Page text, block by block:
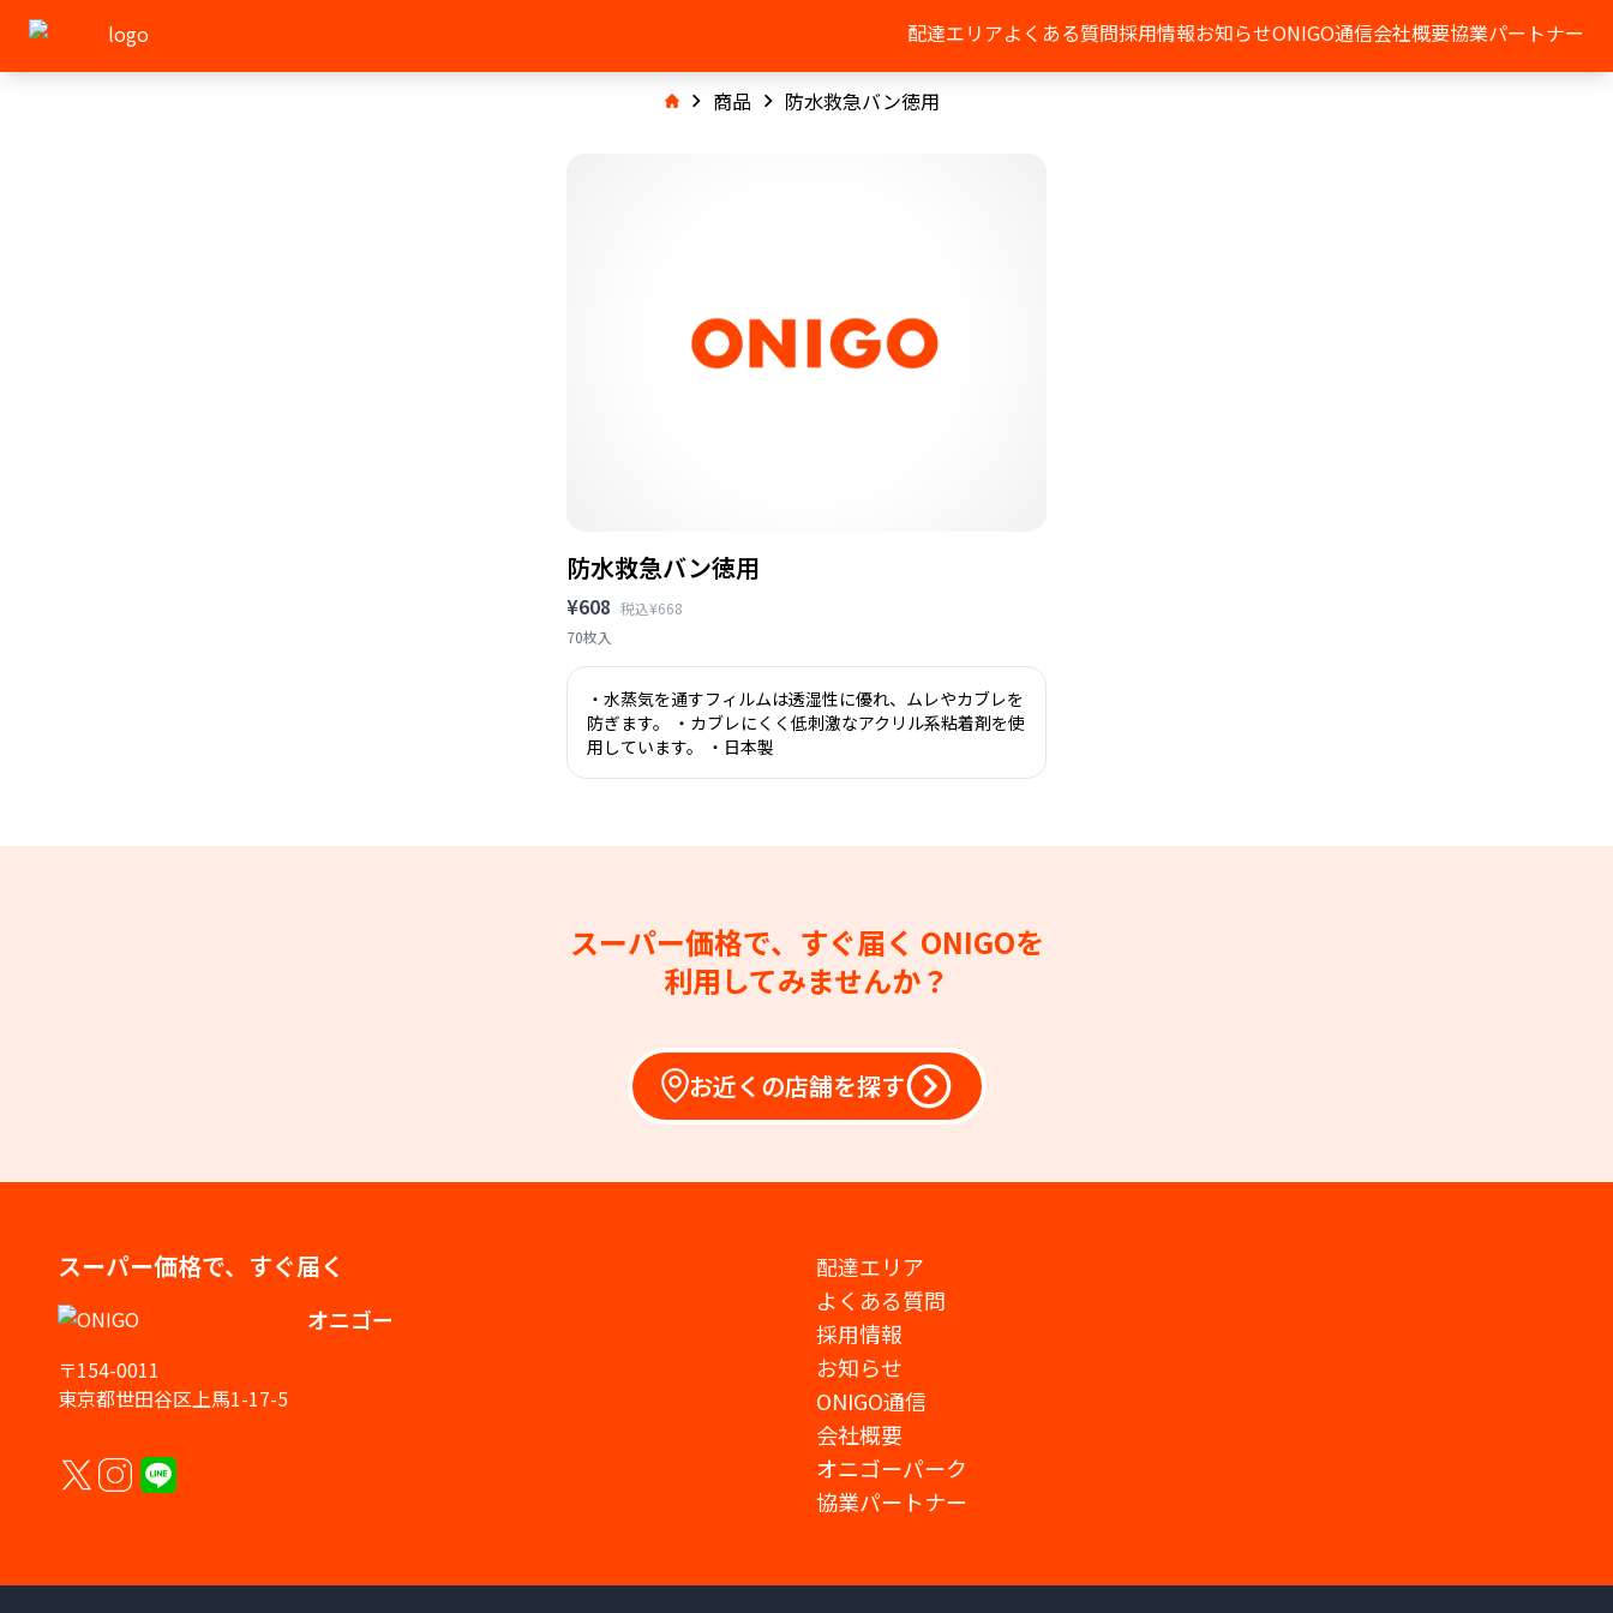
配達エリアよくある質問採用情報お知らせONIGO通信会社概要協業パートナー
商品 防水救急バン徳用
防水救急バン徳用
¥608 税込¥668
70枚入
・水蒸気を通すフィルムは透湿性に優れ、ムレやカブレを
防ぎます。 ・カブレにくく低刺激なアクリル系粘着剤を使
用しています。 ・日本製
スーパー価格で、すぐ届く ONIGOを
利用してみませんか？
お近くの店舗を探す
スーパー価格で、すぐ届く
オニゴー
〒154-0011
東京都世田谷区上馬1-17-5
配達エリア
よくある質問
採用情報
お知らせ
ONIGO通信
会社概要
オニゴーパーク
協業パートナー